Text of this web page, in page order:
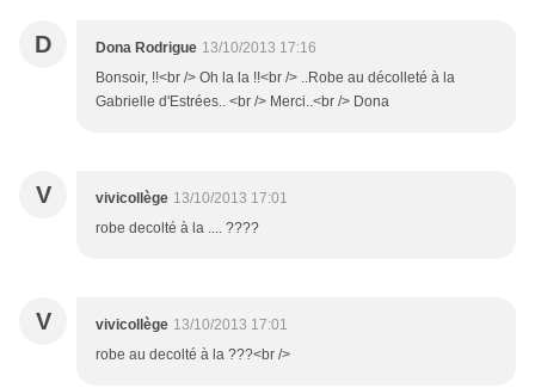
D Dona Rodrigue 13/10/2013 17:16
Bonsoir, !!<br /> Oh la la !!<br /> ..Robe au décolleté à la
Gabrielle d'Estrées.. <br /> Merci..<br /> Dona
V vivicollège 13/10/2013 17:01
robe decolté à la .... ????
V vivicollège 13/10/2013 17:01
robe au decolté à la ???<br />